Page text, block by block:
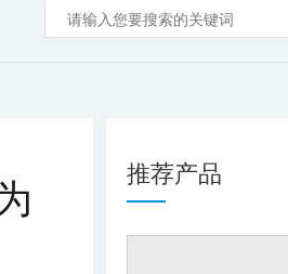
推荐产品